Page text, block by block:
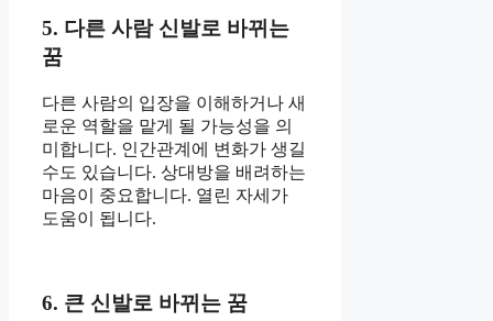
5. 다른 사람 신발로 바뀌는
꿈
다른 사람의 입장을 이해하거나 새
로운 역할을 맡게 될 가능성을 의
미합니다. 인간관계에 변화가 생길
수도 있습니다. 상대방을 배려하는
마음이 중요합니다. 열린 자세가
도움이 됩니다.
6. 큰 신발로 바뀌는 꿈